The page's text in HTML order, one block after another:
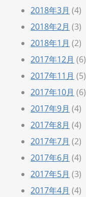
2018年3月 (4)
2018年2月 (3)
2018年1月 (2)
2017年12月 (6)
2017年11月 (5)
2017年10月 (6)
2017年9月 (4)
2017年8月 (4)
2017年7月 (2)
2017年6月 (4)
2017年5月 (3)
2017年4月 (4)